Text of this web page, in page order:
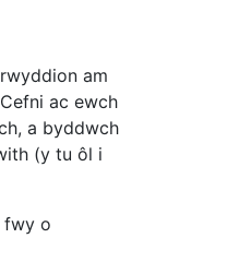
am
ac ewch
a byddwch
(y tu ôl i
fwy o